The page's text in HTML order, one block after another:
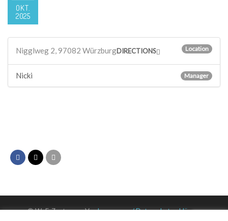
OKT.
2025
Nigglweg 2, 97082 Würzburg Location
DIRECTIONS
Nicki Manager
© WuF-Zentrum e. V. –Impressum / Datenschutzerklärung